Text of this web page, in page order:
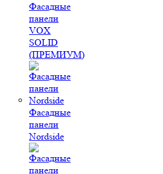
Фасадные
панели
VOX
SOLID
(ПРЕМИУМ)
Фасадные
панели
Nordside